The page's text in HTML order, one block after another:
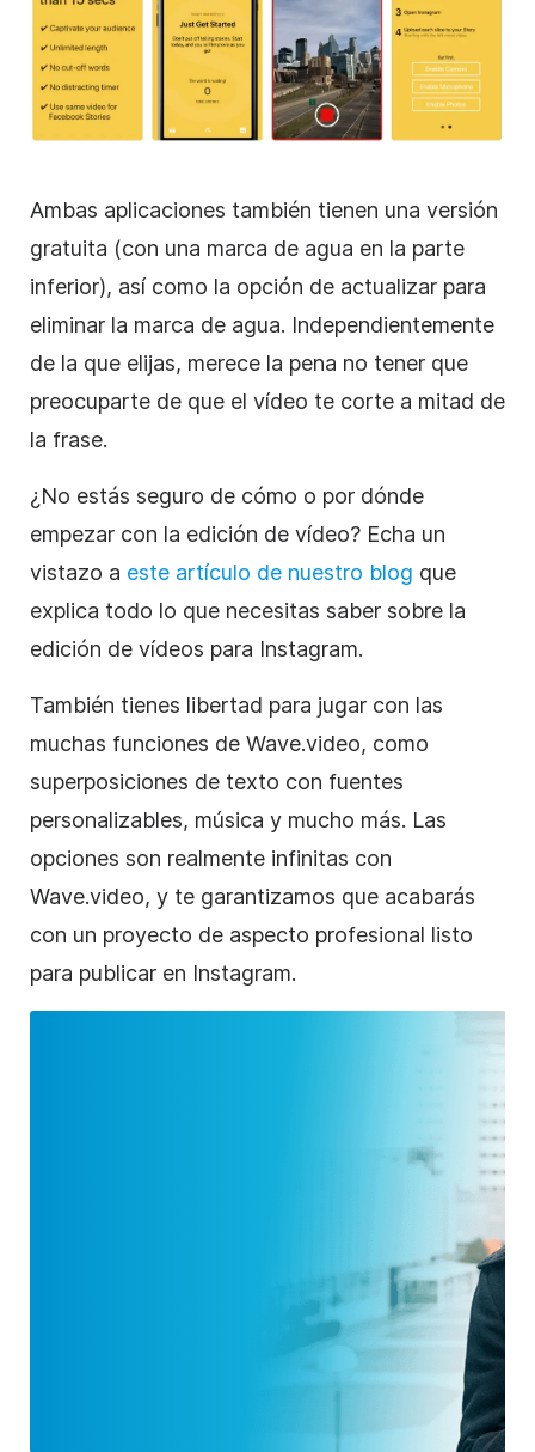
Ambas aplicaciones también tienen una versión
gratuita (con una marca de agua en la parte
inferior), así como la opción de actualizar para
eliminar la marca de agua. Independientemente
de la que elijas, merece la pena no tener que
preocuparte de que el vídeo te corte a mitad de
la frase.
¿No estás seguro de cómo o por dónde
empezar con la edición de vídeo? Echa un
vistazo a este artículo de nuestro blog que
explica todo lo que necesitas saber sobre la
edición de vídeos para Instagram.
También tienes libertad para jugar con las
muchas funciones de Wave.video, como
superposiciones de texto con fuentes
personalizables, música y mucho más. Las
opciones son realmente infinitas con
Wave.video, y te garantizamos que acabarás
con un proyecto de aspecto profesional listo
para publicar en Instagram.